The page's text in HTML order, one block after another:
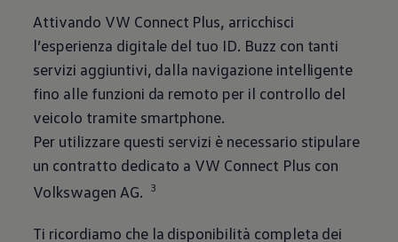
Attivando VW Connect Plus, arricchisci
l’esperienza digitale del tuo ID. Buzz con tanti
servizi aggiuntivi, dalla navigazione intelligente
fino alle funzioni da remoto per il controllo del
veicolo tramite smartphone.
Per utilizzare questi servizi è necessario stipulare
un contratto dedicato a VW Connect Plus con
Volkswagen AG. 3
Ti ricordiamo che la disponibilità completa dei